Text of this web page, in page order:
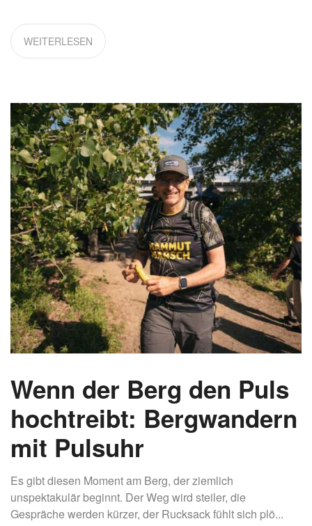
WEITERLESEN
Wenn der Berg den Puls
hochtreibt: Bergwandern
mit Pulsuhr
Es gibt diesen Moment am Berg, der ziemlich
unspektakulär beginnt. Der Weg wird steiler, die
Gespräche werden kürzer, der Rucksack fühlt sich plö...